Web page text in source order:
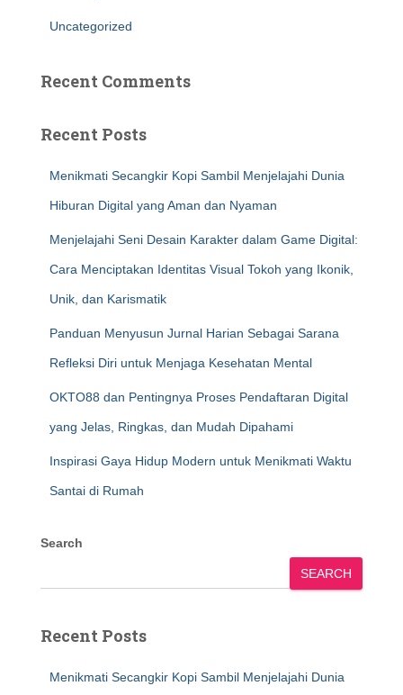
Uncategorized
Recent Comments
Recent Posts
Menikmati Secangkir Kopi Sambil Menjelajahi Dunia
Hiburan Digital yang Aman dan Nyaman
Menjelajahi Seni Desain Karakter dalam Game Digital:
Cara Menciptakan Identitas Visual Tokoh yang Ikonik,
Unik, dan Karismatik
Panduan Menyusun Jurnal Harian Sebagai Sarana
Refleksi Diri untuk Menjaga Kesehatan Mental
OKTO88 dan Pentingnya Proses Pendaftaran Digital
yang Jelas, Ringkas, dan Mudah Dipahami
Inspirasi Gaya Hidup Modern untuk Menikmati Waktu
Santai di Rumah
Search
SEARCH
Recent Posts
Menikmati Secangkir Kopi Sambil Menjelajahi Dunia